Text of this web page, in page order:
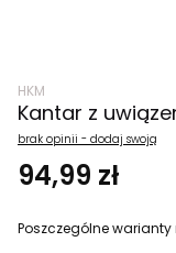
HKM
Kantar z
brak opinii - dodaj swoją
94,99 zł
Poszczególne